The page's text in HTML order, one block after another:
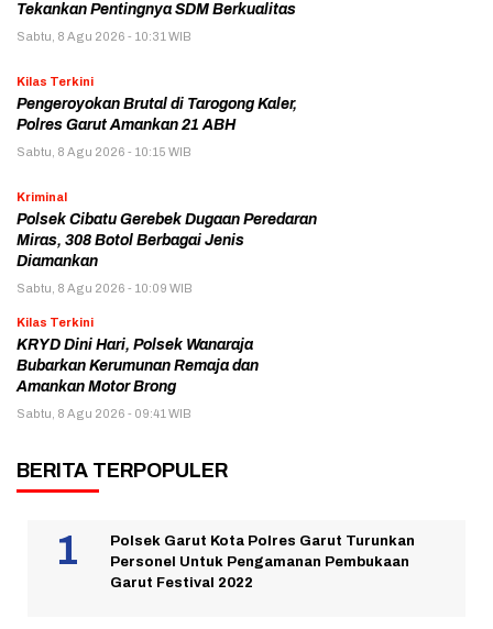
Tekankan Pentingnya SDM Berkualitas
Sabtu, 8 Agu 2026 - 10:31 WIB
Kilas Terkini
Pengeroyokan Brutal di Tarogong Kaler,
Polres Garut Amankan 21 ABH
Sabtu, 8 Agu 2026 - 10:15 WIB
Kriminal
Polsek Cibatu Gerebek Dugaan Peredaran
Miras, 308 Botol Berbagai Jenis
Diamankan
Sabtu, 8 Agu 2026 - 10:09 WIB
Kilas Terkini
KRYD Dini Hari, Polsek Wanaraja
Bubarkan Kerumunan Remaja dan
Amankan Motor Brong
Sabtu, 8 Agu 2026 - 09:41 WIB
BERITA TERPOPULER
Polsek Garut Kota Polres Garut Turunkan
Personel Untuk Pengamanan Pembukaan
Garut Festival 2022